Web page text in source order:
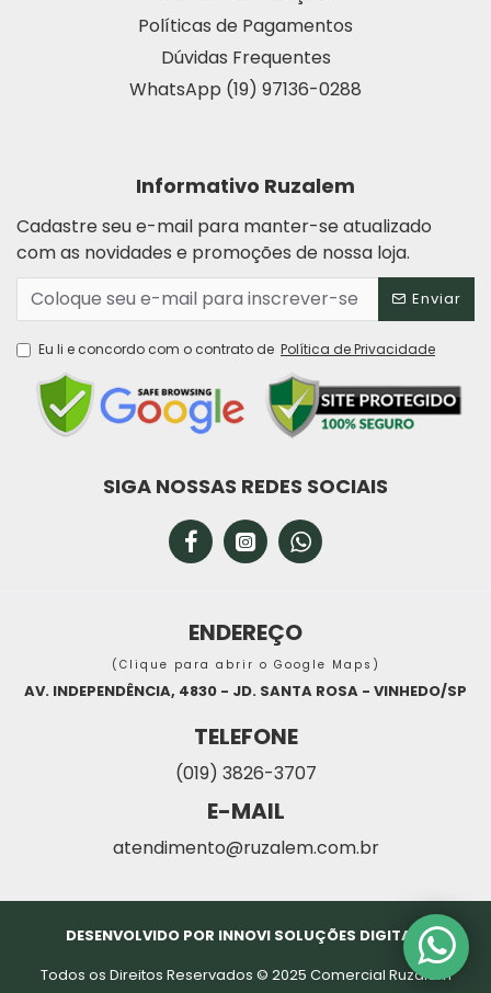
Políticas de Pagamentos
Dúvidas Frequentes
WhatsApp (19) 97136-0288
Informativo Ruzalem
Cadastre seu e-mail para manter-se atualizado
com as novidades e promoções de nossa loja.
Enviar
Eu li e concordo com o contrato de Política de Privacidade
SIGA NOSSAS REDES SOCIAIS
ENDEREÇO
(Clique para abrir o Google Maps)
AV. INDEPENDÊNCIA, 4830 - JD. SANTA ROSA - VINHEDO/SP
TELEFONE
(019) 3826-3707
E-MAIL
atendimento@ruzalem.com.br
DESENVOLVIDO POR INNOVI SOLUÇÕES DIGITAIS
Todos os Direitos Reservados © 2025 Comercial Ruzalem